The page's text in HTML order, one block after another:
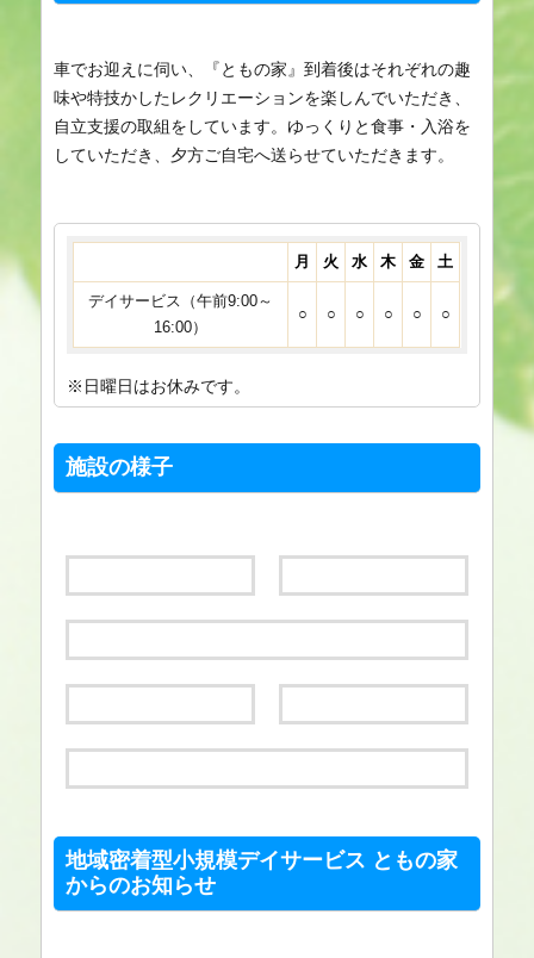
車でお迎えに伺い、『ともの家』到着後はそれぞれの趣
味や特技かしたレクリエーションを楽しんでいただき、
自立支援の取組をしています。ゆっくりと食事・入浴を
していただき、夕方ご自宅へ送らせていただきます。
月 火 水 木 金 土
デイサービス（午前9:00～
16:00）
○ ○ ○ ○ ○ ○
※日曜日はお休みです。
施設の様子
地域密着型小規模デイサービス ともの家
からのお知らせ